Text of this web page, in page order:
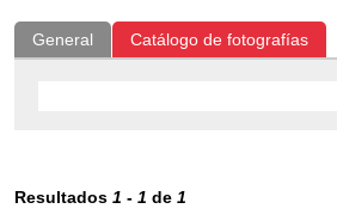
General Catálogo de fotografías
Resultados 1 - 1 de 1